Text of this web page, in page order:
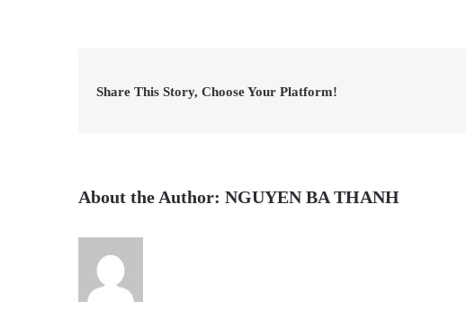
Share This Story, Choose Your Platform!
About the Author: NGUYEN BA THANH